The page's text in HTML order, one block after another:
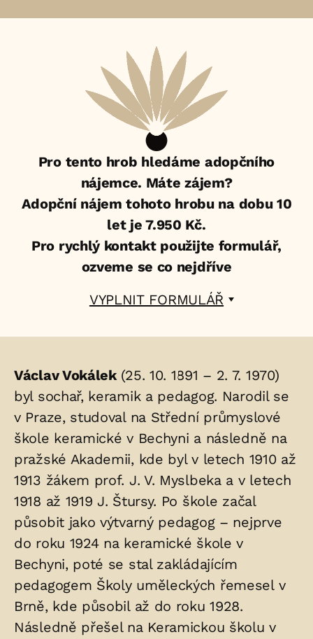
Pro tento hrob hledáme adopčního
nájemce. Máte zájem?
Adopční nájem tohoto hrobu na dobu 10
let je 7.950 Kč.
Pro rychlý kontakt použijte formulář,
ozveme se co nejdříve
VYPLNIT FORMULÁŘ
Životopis
osoby/osob
uložených
v
hrobu:
Václav Vokálek (25. 10. 1891 – 2. 7. 1970)
byl sochař, keramik a pedagog. Narodil se
v Praze, studoval na Střední průmyslové
škole keramické v Bechyni a následně na
pražské Akademii, kde byl v letech 1910 až
1913 žákem prof. J. V. Myslbeka a v letech
1918 až 1919 J. Štursy. Po škole začal
působit jako výtvarný pedagog – nejprve
do roku 1924 na keramické škole v
Bechyni, poté se stal zakládajícím
pedagogem Školy uměleckých řemesel v
Brně, kde působil až do roku 1928.
Následně přešel na Keramickou školu v